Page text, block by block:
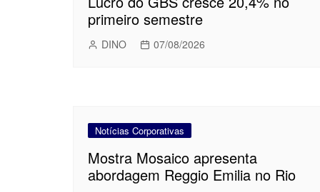
primeiro semestre
DINO 07/08/2026
Notícias Corporativas
Mostra Mosaico apresenta
abordagem Reggio Emilia no Rio